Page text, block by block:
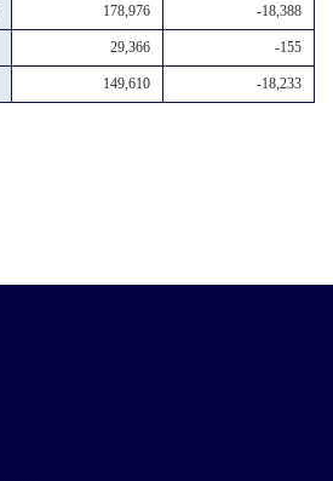
178,976 -18,388
29,366 -155
149,610 -18,233